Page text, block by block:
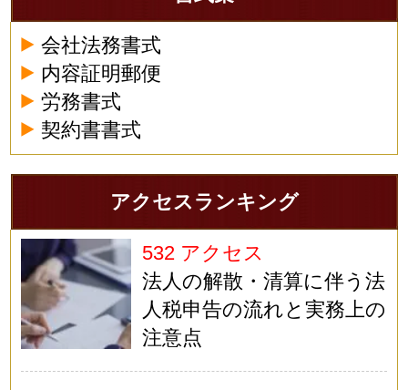
会社法務書式
内容証明郵便
労務書式
契約書書式
アクセスランキング
532 アクセス
法人の解散・清算に伴う法
人税申告の流れと実務上の
注意点